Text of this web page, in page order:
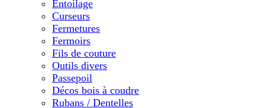
Entoilage
Curseurs
Fermetures
Fermoirs
Fils de couture
Outils divers
Passepoil
Décos bois à coudre
Rubans / Dentelles